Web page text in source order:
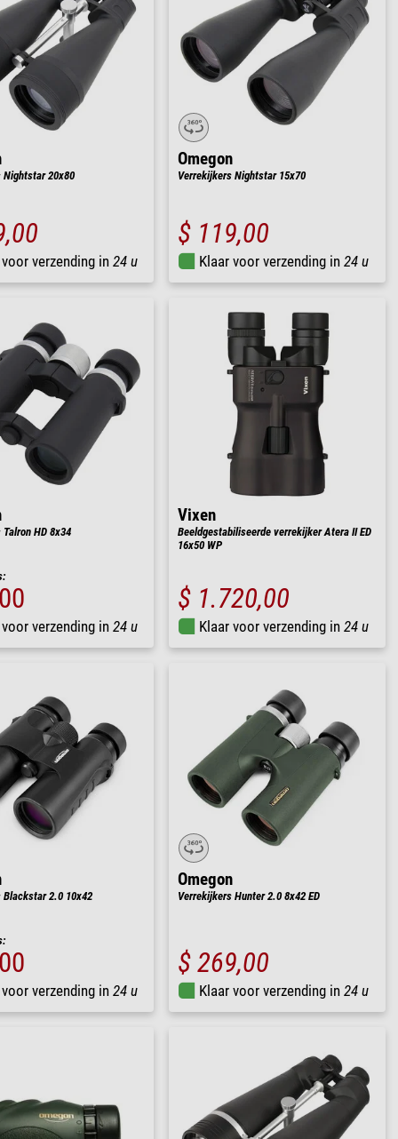
20x80
verzending in 24 u
Omegon
Verrekijkers Nightstar 15x70
$ 119,00
Klaar voor verzending in 24 u
HD 8x34
verzending in 24 u
Vixen
Beeldgestabiliseerde verrekijker Atera II ED
16x50 WP
$ 1.720,00
Klaar voor verzending in 24 u
2.0 10x42
verzending in 24 u
Omegon
Verrekijkers Hunter 2.0 8x42 ED
$ 269,00
Klaar voor verzending in 24 u